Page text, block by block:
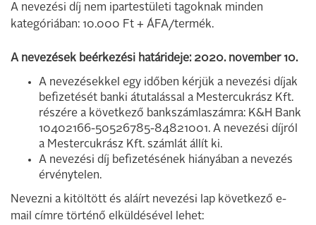
A nevezési díj nem ipartestületi tagoknak minden
kategóriában: 10.000 Ft + ÁFA/termék.
A nevezések beérkezési határideje: 2020. november 10.
A nevezésekkel egy időben kérjük a nevezési díjak
befizetését banki átutalással a Mestercukrász Kft.
részére a következő bankszámlaszámra: K&H Bank
10402166-50526785-84821001. A nevezési díjról
a Mestercukrász Kft. számlát állít ki.
A nevezési díj befizetésének hiányában a nevezés
érvénytelen.
Nevezni a kitöltött és aláírt nevezési lap következő e-
mail címre történő elküldésével lehet: